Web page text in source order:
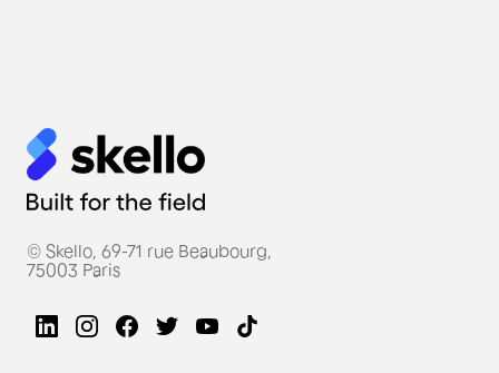
© Skello, 69-71 rue Beaubourg,
75003 Paris